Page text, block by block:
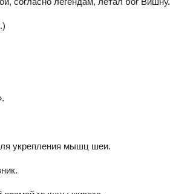
укрепления мышц шеи.